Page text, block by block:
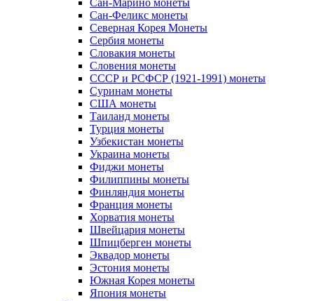
Сан-Марино монеты
Сан-Феликс монеты
Северная Корея Монеты
Сербия монеты
Словакия монеты
Словения монеты
СССР и РСФСР (1921-1991) монеты
Суринам монеты
США монеты
Таиланд монеты
Турция монеты
Узбекистан монеты
Украина монеты
Фиджи монеты
Филиппины монеты
Финляндия монеты
Франция монеты
Хорватия монеты
Швейцария монеты
Шпицберген монеты
Эквадор монеты
Эстония монеты
Южная Корея монеты
Япония монеты